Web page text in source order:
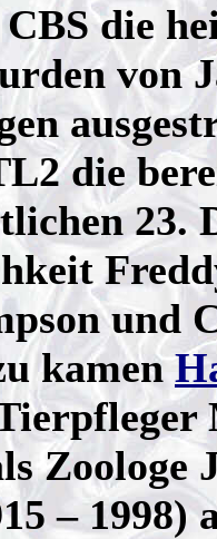
die
von
die
23.
und
kamen
Zoologe
– 1998)